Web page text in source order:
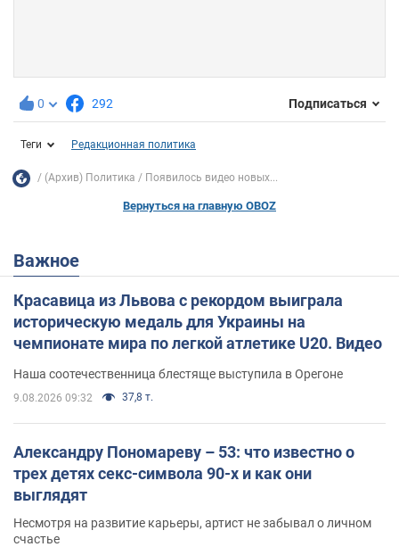
0 292 Подписаться
Теги Редакционная политика
(Архив) Политика Появилось видео новых...
Вернуться на главную OBOZ
Важное
Красавица из Львова с рекордом выиграла
историческую медаль для Украины на
чемпионате мира по легкой атлетике U20. Видео
Наша соотечественница блестяще выступила в Орегоне
9.08.2026 09:32 37,8 т.
Александру Пономареву – 53: что известно о
трех детях секс-символа 90-х и как они
выглядят
Несмотря на развитие карьеры, артист не забывал о личном
счастье